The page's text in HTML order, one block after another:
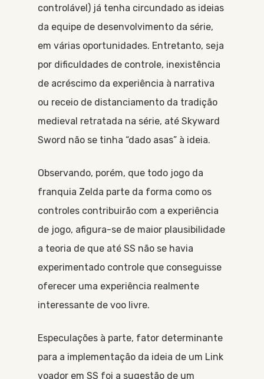
controlável) já tenha circundado as ideias
da equipe de desenvolvimento da série,
em várias oportunidades. Entretanto, seja
por dificuldades de controle, inexistência
de acréscimo da experiência à narrativa
ou receio de distanciamento da tradição
medieval retratada na série, até Skyward
Sword não se tinha “dado asas” à ideia.
Observando, porém, que todo jogo da
franquia Zelda parte da forma como os
controles contribuirão com a experiência
de jogo, afigura-se de maior plausibilidade
a teoria de que até SS não se havia
experimentado controle que conseguisse
oferecer uma experiência realmente
interessante de voo livre.
Especulações à parte, fator determinante
para a implementação da ideia de um Link
voador em SS foi a sugestão de um